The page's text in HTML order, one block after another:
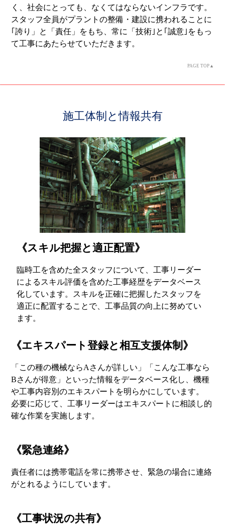
く、社会にとっても、なくてはならないインフラです。
スタッフ全員がプラントの整備・建設に携われることに
｢誇り」と「責任」をもち、常に「技術｣と｢誠意｣をもっ
て工事にあたらせていただきます。
PAGE TOP▲
施工体制と情報共有
《スキル把握と適正配置》
臨時工を含めた全スタッフについて、工事リーダー
によるスキル評価を含めた工事経歴をデータベース
化しています。スキルを正確に把握したスタッフを
適正に配置することで、工事品質の向上に努めてい
ます。
《エキスパート登録と相互支援体制》
「この種の機械ならAさんが詳しい」「こんな工事なら
Bさんが得意」といった情報をデータベース化し、機種
や工事内容別のエキスパートを明らかにしています。
必要に応じて、工事リーダーはエキスパートに相談し的
確な作業を実施します。
《緊急連絡》
責任者には携帯電話を常に携帯させ、緊急の場合に連絡
がとれるようにしています。
《工事状況の共有》